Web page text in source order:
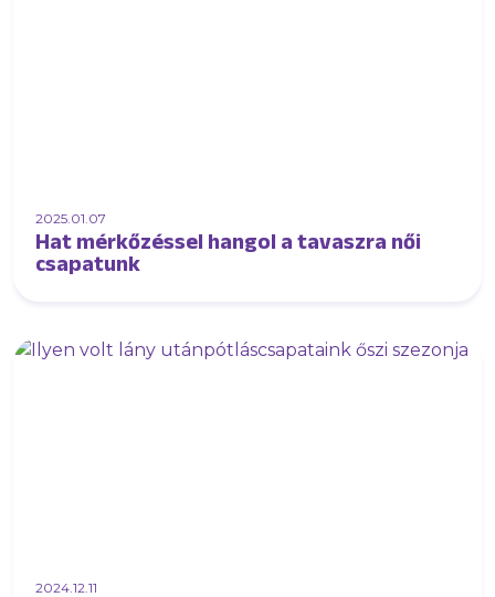
2025.01.07
Hat mérkőzéssel hangol a tavaszra női
csapatunk
2024.12.11